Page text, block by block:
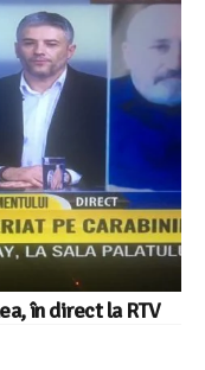
în direct la RTV